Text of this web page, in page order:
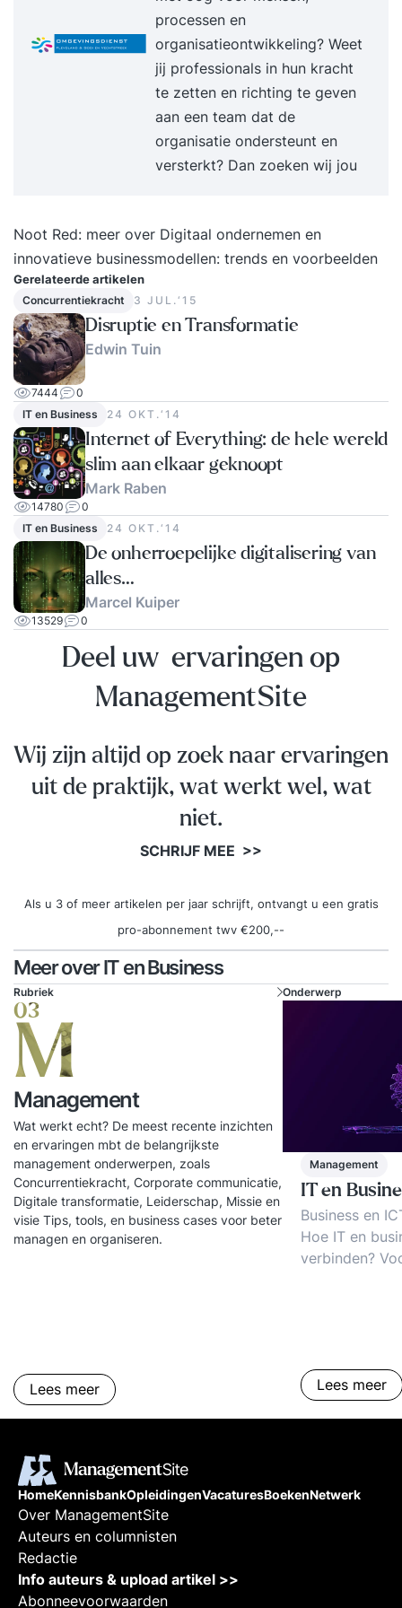
Scrum ervaren in een uitgebreide simulatie * De
rol van de Scrum Master uitdiepen (coachen /
faciliteren / opleiden / impediments)
Kwaliteitsgarantie * Meer dan 10.000 deelnemers
getraind * 1.000 recensies met een 8.6 gemiddeld
op Springest * Niet goed geld terug Enthousiast?
Schrijf je in, download de brochure of neem
processen en
organisatieontwikkeling? Weet
jij professionals in hun kracht
te zetten en richting te geven
aan een team dat de
organisatie ondersteunt en
versterkt? Dan zoeken wij jou
Noot Red: meer over Digitaal ondernemen en
innovatieve businessmodellen: trends en voorbeelden
Gerelateerde artikelen
Concurrentiekracht 3 JUL.‘15
Disruptie en Transformatie
Edwin Tuin
7444
0
IT en Business
24 OKT.‘14
Internet of Everything: de hele wereld
slim aan elkaar geknoopt
Mark Raben
14780
0
IT en Business
24 OKT.‘14
De onherroepelijke digitalisering van
alles…
Marcel Kuiper
13529 0
Deel uw ervaringen op
ManagementSite
Wij zijn altijd op zoek naar ervaringen
uit de praktijk, wat werkt wel, wat
niet.
SCHRIJF MEE >>
Als u 3 of meer artikelen per jaar schrijft, ontvangt u een gratis
pro-abonnement twv €200,--
Meer over IT en Business
Rubriek
03
M
Management
Wat werkt echt? De meest recente inzichten
en ervaringen mbt de belangrijkste
management onderwerpen, zoals
Concurrentiekracht, Corporate communicatie,
Digitale transformatie, Leiderschap, Missie en
visie Tips, tools, en business cases voor beter
managen en organiseren.
Lees meer
Onderwerp
Management
IT en
Business en
Hoe IT en
verbinden?
Lees meer
HomeKennisbankOpleidingenVacaturesBoekenNetwerk
Over ManagementSite
Auteurs en columnisten
Redactie
Info auteurs & upload artikel >>
Abonneevoorwaarden